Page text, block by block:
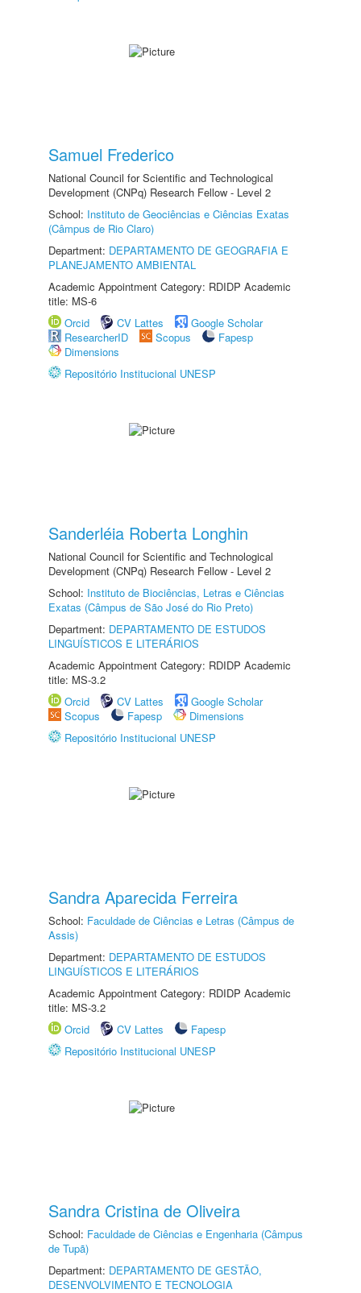
Samuel Frederico
National Council for Scientific and Technological
Development (CNPq) Research Fellow - Level 2
School: Instituto de Geociências e Ciências Exatas
(Câmpus de Rio Claro)
Department: DEPARTAMENTO DE GEOGRAFIA E
PLANEJAMENTO AMBIENTAL
Academic Appointment Category: RDIDP Academic
title: MS-6
Orcid
CV Lattes
Google Scholar
ResearcherID
Scopus
Fapesp
Dimensions
Repositório Institucional UNESP
Sanderléia Roberta Longhin
National Council for Scientific and Technological
Development (CNPq) Research Fellow - Level 2
School: Instituto de Biociências, Letras e Ciências
Exatas (Câmpus de São José do Rio Preto)
Department: DEPARTAMENTO DE ESTUDOS
LINGUÍSTICOS E LITERÁRIOS
Academic Appointment Category: RDIDP Academic
title: MS-3.2
Orcid
CV Lattes
Google Scholar
Scopus
Fapesp
Dimensions
Repositório Institucional UNESP
Sandra Aparecida Ferreira
School: Faculdade de Ciências e Letras (Câmpus de
Assis)
Department: DEPARTAMENTO DE ESTUDOS
LINGUÍSTICOS E LITERÁRIOS
Academic Appointment Category: RDIDP Academic
title: MS-3.2
Orcid
CV Lattes
Fapesp
Repositório Institucional UNESP
Sandra Cristina de Oliveira
School: Faculdade de Ciências e Engenharia (Câmpus
de Tupã)
Department: DEPARTAMENTO DE GESTÃO,
DESENVOLVIMENTO E TECNOLOGIA